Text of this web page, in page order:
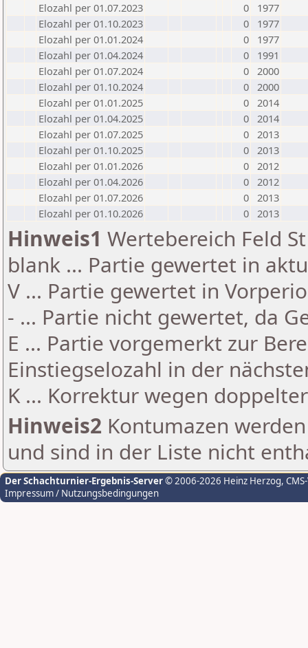
Elozahl per 01.07.2023
0
1977
Elozahl per 01.10.2023
0
1977
Elozahl per 01.01.2024
0
1977
Elozahl per 01.04.2024
0
1991
Elozahl per 01.07.2024
0 2000
Elozahl per 01.10.2024
0 2000
Elozahl per 01.01.2025
0 2014
Elozahl per 01.04.2025
0 2014
Elozahl per 01.07.2025
0 2013
Elozahl per 01.10.2025
0 2013
Elozahl per 01.01.2026
0 2012
Elozahl per 01.04.2026
0 2012
Elozahl per 01.07.2026
0 2013
Elozahl per 01.10.2026
0 2013
Hinweis1 Wertebereich Feld
blank ... Partie gewertet in
V ... Partie gewertet in
- ... Partie nicht gewertet, da
E ... Partie vorgemerkt zur
Einstiegselozahl in der
K ... Korrektur wegen
Hinweis2 Kontumazen
und sind in der Liste nicht
Der Schachturnier-Ergebnis-Server© 2006-2026 Heinz Herzog,
Impressum / Nutzungsbedingungen